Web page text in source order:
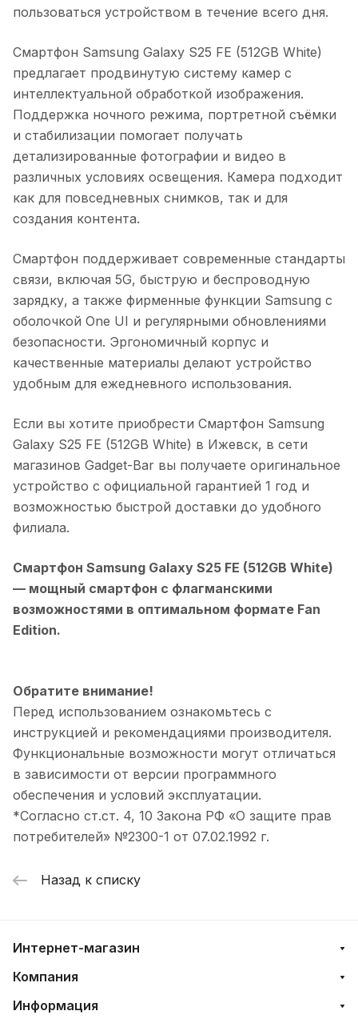
пользоваться устройством в течение всего дня.
Смартфон Samsung Galaxy S25 FE (512GB White)
предлагает продвинутую систему камер с
интеллектуальной обработкой изображения.
Поддержка ночного режима, портретной съёмки
и стабилизации помогает получать
детализированные фотографии и видео в
различных условиях освещения. Камера подходит
как для повседневных снимков, так и для
создания контента.
Смартфон поддерживает современные стандарты
связи, включая 5G, быструю и беспроводную
зарядку, а также фирменные функции Samsung с
оболочкой One UI и регулярными обновлениями
безопасности. Эргономичный корпус и
качественные материалы делают устройство
удобным для ежедневного использования.
Если вы хотите приобрести Смартфон Samsung
Galaxy S25 FE (512GB White) в Ижевск, в сети
магазинов Gadget-Bar вы получаете оригинальное
устройство с официальной гарантией 1 год и
возможностью быстрой доставки до удобного
филиала.
Смартфон Samsung Galaxy S25 FE (512GB White)
— мощный смартфон с флагманскими
возможностями в оптимальном формате Fan
Edition.
Обратите внимание!
Перед использованием ознакомьтесь с
инструкцией и рекомендациями производителя.
Функциональные возможности могут отличаться
в зависимости от версии программного
обеспечения и условий эксплуатации.
*Согласно ст.ст. 4, 10 Закона РФ «О защите прав
потребителей» №2300-1 от 07.02.1992 г.
Назад к списку
Интернет-магазин
Компания
Информация